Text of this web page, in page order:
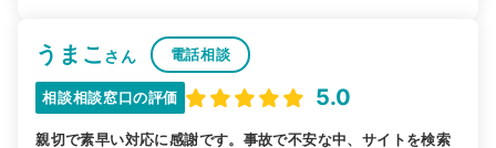
うまこ さん 電話相談
相談相談窓口の評価 5.0
親切で素早い対応に感謝です。事故で不安な中、サイトを検索